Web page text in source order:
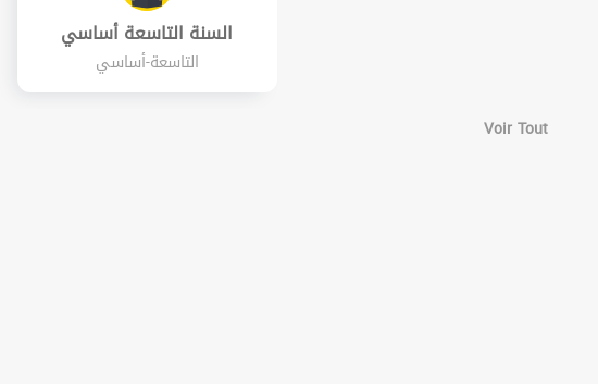
السنة التاسعة أساسي
التاسعة-أساسي
Voir Tout